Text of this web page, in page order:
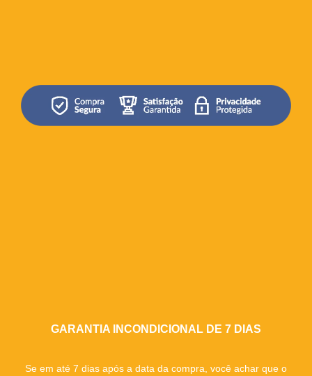
GARANTIA INCONDICIONAL DE 7 DIAS
Se em até 7 dias após a data da compra, você achar que o